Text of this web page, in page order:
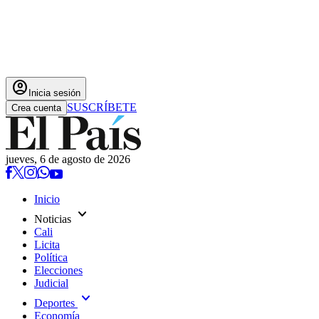
account_circle Inicia sesión
Crea cuenta SUSCRÍBETE
jueves, 6 de agosto de 2026
Inicio
Noticias expand_more
Cali
Licita
Política
Elecciones
Judicial
Deportes expand_more
Economía